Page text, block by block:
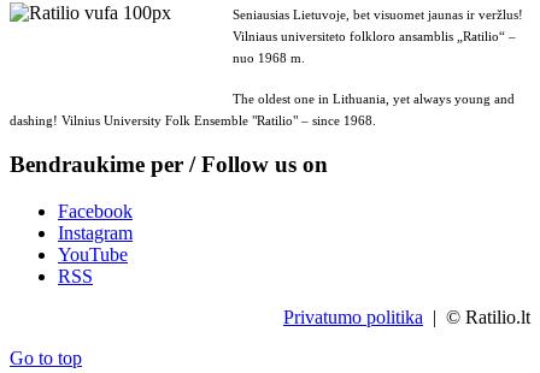
Seniausias Lietuvoje, bet visuomet jaunas ir veržlus!
Vilniaus universiteto folkloro ansamblis „Ratilio“ –
nuo 1968 m.
The oldest one in Lithuania, yet always young and
dashing! Vilnius University Folk Ensemble "Ratilio" – since 1968.
Bendraukime per / Follow us on
Facebook
Instagram
YouTube
RSS
Privatumo politika | © Ratilio.lt
Go to top